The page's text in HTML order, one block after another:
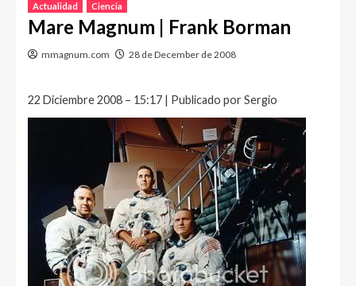
Actualidad Ciencia
Mare Magnum | Frank Borman
mmagnum.com 28 de December de 2008
22 Diciembre 2008 – 15:17 | Publicado por Sergio